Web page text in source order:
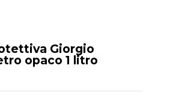
Giorgio
opaco 1 litro